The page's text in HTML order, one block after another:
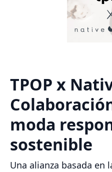
TPOP x
moda
sostenible
Una alianza basada en